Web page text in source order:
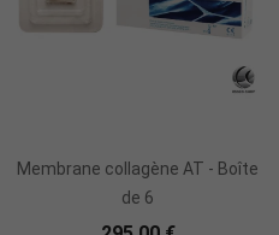
Membrane collagène AT - Boîte
de 6